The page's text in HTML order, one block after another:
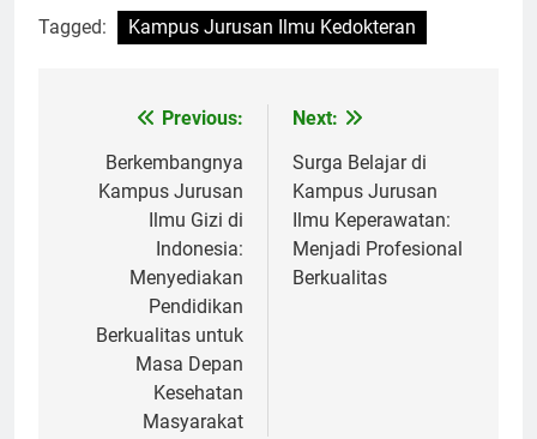
Tagged: Kampus Jurusan Ilmu Kedokteran
navigation
Previous:
Berkembangnya
Kampus Jurusan
Ilmu Gizi di
Indonesia:
Menyediakan
Pendidikan
Berkualitas untuk
Masa Depan
Kesehatan
Masyarakat
Next:
Surga Belajar di
Kampus Jurusan
Ilmu Keperawatan:
Menjadi Profesional
Berkualitas